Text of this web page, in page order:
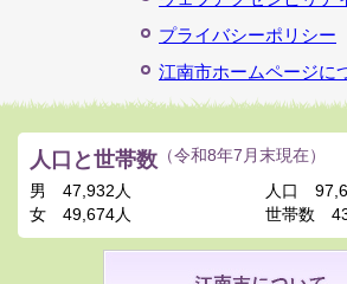
プライバシーポリシー
江南市ホームページに
人口と世帯数 （令和8年7月末現在）
男
47,932人
女
49,674人
人口
世帯数